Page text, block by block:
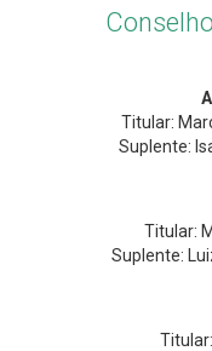
Titular:
Suplente:
Titular:
Suplente: